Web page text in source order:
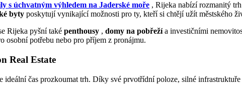
s úchvatným výhledem na Jaderské moře , Rijeka nabízí rozmanitý
byty poskytují vynikající možnosti pro ty, kteří si chtějí užít městského
Rijeka pyšní také penthousy , domy na pobřežía investičními
osobní potřebu nebo pro příjem z pronájmu.
Real Estate
čas prozkoumat trh. Díky své prvotřídní poloze, silné